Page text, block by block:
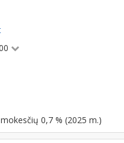
0,7 % (2025 m.)